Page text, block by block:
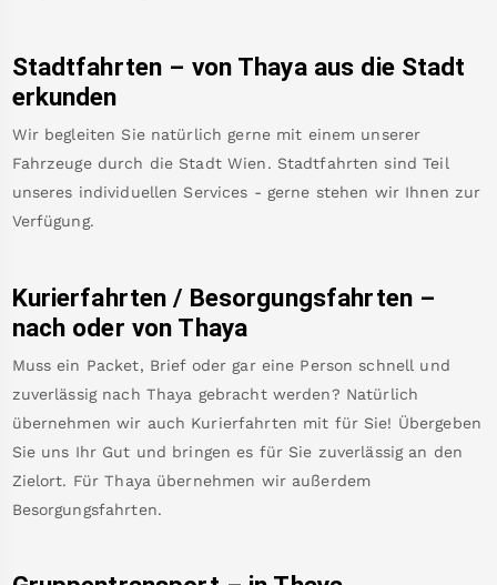
Stadtfahrten – von Thaya aus die Stadt
erkunden
Wir begleiten Sie natürlich gerne mit einem unserer
Fahrzeuge durch die Stadt Wien. Stadtfahrten sind Teil
unseres individuellen Services - gerne stehen wir Ihnen zur
Verfügung.
Kurierfahrten / Besorgungsfahrten –
nach oder von Thaya
Muss ein Packet, Brief oder gar eine Person schnell und
zuverlässig nach Thaya gebracht werden? Natürlich
übernehmen wir auch Kurierfahrten mit für Sie! Übergeben
Sie uns Ihr Gut und bringen es für Sie zuverlässig an den
Zielort. Für Thaya übernehmen wir außerdem
Besorgungsfahrten.